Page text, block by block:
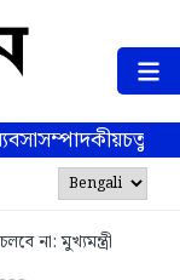
সম্পাদকীয়
না: মুখ্যমন্ত্রী